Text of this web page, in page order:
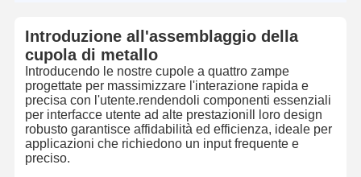
Introduzione all'assemblaggio della
cupola di metallo
Introducendo le nostre cupole a quattro zampe
progettate per massimizzare l'interazione rapida e
precisa con l'utente.rendendoli componenti essenziali
per interfacce utente ad alte prestazioniIl loro design
robusto garantisce affidabilità ed efficienza, ideale per
applicazioni che richiedono un input frequente e
preciso.